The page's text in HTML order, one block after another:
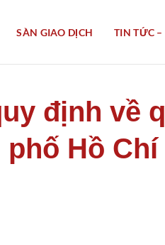
SÀN GIAO DỊCH TIN TỨC
định về
Hồ Chí